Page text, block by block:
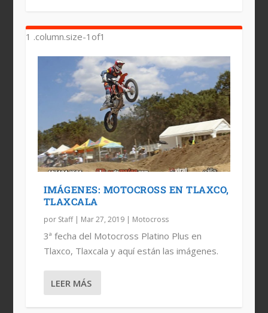
IMÁGENES: MOTOCROSS EN TLAXCO,
TLAXCALA
por Staff| Mar 27, 2019| Motocross
3ª fecha del Motocross Platino Plus en
Tlaxco, Tlaxcala y aquí están las imágenes.
LEER MÁS